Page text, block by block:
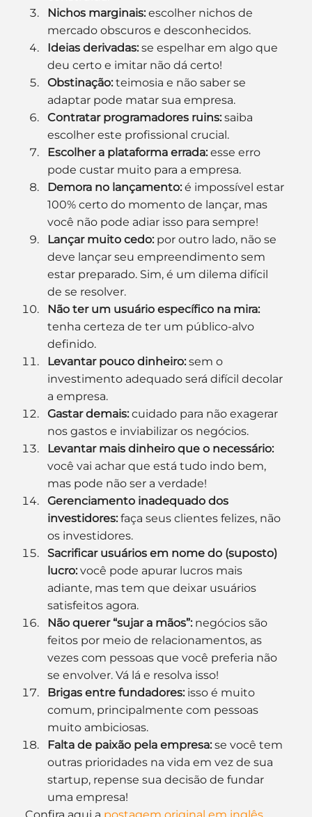
Nichos marginais: escolher nichos de
mercado obscuros e desconhecidos.
Ideias derivadas: se espelhar em algo que
deu certo e imitar não dá certo!
Obstinação: teimosia e não saber se
adaptar pode matar sua empresa.
Contratar programadores ruins: saiba
escolher este profissional crucial.
Escolher a plataforma errada: esse erro
pode custar muito para a empresa.
Demora no lançamento: é impossível estar
100% certo do momento de lançar, mas
você não pode adiar isso para sempre!
Lançar muito cedo: por outro lado, não se
deve lançar seu empreendimento sem
estar preparado. Sim, é um dilema difícil
de se resolver.
Não ter um usuário específico na mira:
tenha certeza de ter um público-alvo
definido.
Levantar pouco dinheiro: sem o
investimento adequado será difícil decolar
a empresa.
Gastar demais: cuidado para não exagerar
nos gastos e inviabilizar os negócios.
Levantar mais dinheiro que o necessário:
você vai achar que está tudo indo bem,
mas pode não ser a verdade!
Gerenciamento inadequado dos
investidores: faça seus clientes felizes, não
os investidores.
Sacrificar usuários em nome do (suposto)
lucro: você pode apurar lucros mais
adiante, mas tem que deixar usuários
satisfeitos agora.
Não querer “sujar a mãos”: negócios são
feitos por meio de relacionamentos, as
vezes com pessoas que você preferia não
se envolver. Vá lá e resolva isso!
Brigas entre fundadores: isso é muito
comum, principalmente com pessoas
muito ambiciosas.
Falta de paixão pela empresa: se você tem
outras prioridades na vida em vez de sua
startup, repense sua decisão de fundar
uma empresa!